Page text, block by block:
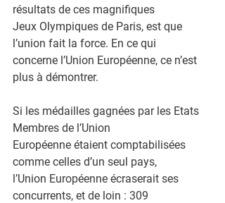
résultats de ces magnifiques
Jeux Olympiques de Paris, est que
l’union fait la force. En ce qui
concerne l’Union Européenne, ce n’est
plus à démontrer.
Si les médailles gagnées par les Etats
Membres de l’Union
Européenne étaient comptabilisées
comme celles d’un seul pays,
l’Union Européenne écraserait ses
concurrents, et de loin : 309